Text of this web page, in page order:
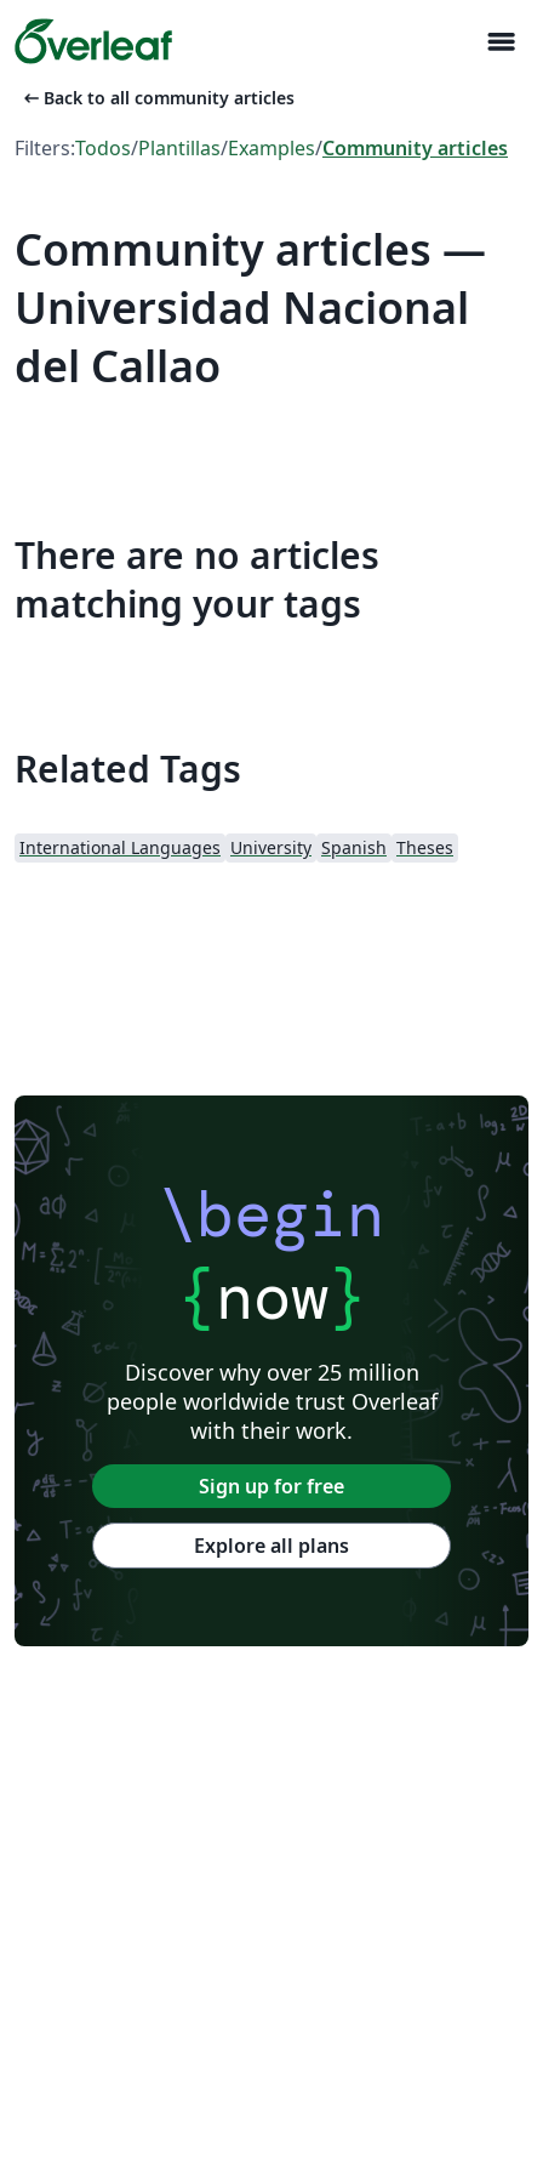
menu
arrow_left_alt Back to all community articles
Filters:Todos/Plantillas/Examples/Community articles
Community articles —
Universidad Nacional
del Callao
There are no articles
matching your tags
Related Tags
International Languages University Spanish Theses
\begin
{now}
Discover why over 25 million
people worldwide trust Overleaf
with their work.
Sign up for free
Explore all plans